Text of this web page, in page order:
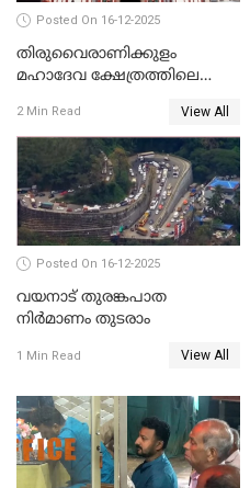
Posted On 16-12-2025
തിരുവൈരാണിക്കുളം
മഹാദേവ ക്ഷേത്രത്തിലെ
ജനുവരി 2 ന് തുടക്കമാകും
2 Min Read View All
Posted On 16-12-2025
വയനാട് തുരങ്കപാത
നിർമാണം തുടരാം
1 Min Read View All